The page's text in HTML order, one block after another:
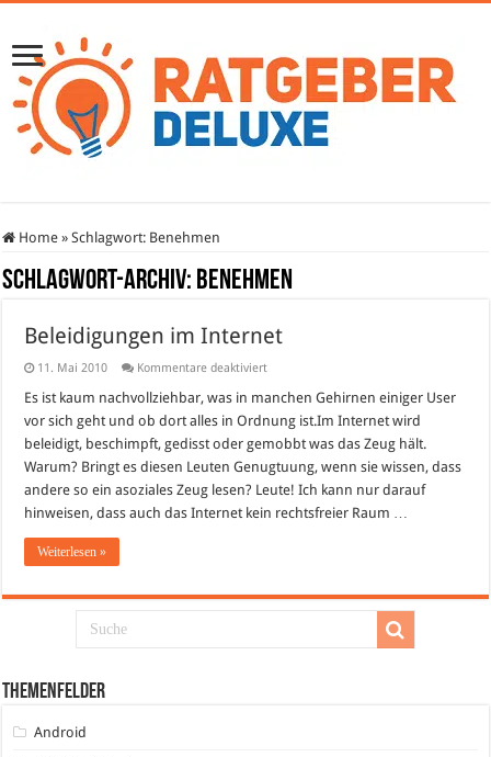
Home » Schlagwort: Benehmen
Schlagwort-Archiv: Benehmen
Beleidigungen im Internet
11. Mai 2010 Kommentare deaktiviertfür
im
Es ist kaum nachvollziehbar, was in manchen Gehirnen einiger User
vor sich geht und ob dort alles in Ordnung ist.Im Internet wird
beleidigt, beschimpft, gedisst oder gemobbt was das Zeug hält.
Warum? Bringt es diesen Leuten Genugtuung, wenn sie wissen, dass
andere so ein asoziales Zeug lesen? Leute! Ich kann nur darauf
hinweisen, dass auch das Internet kein rechtsfreier Raum …
Weiterlesen »
Themenfelder
Android